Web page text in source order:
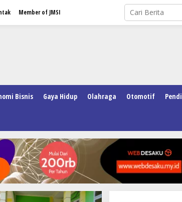
Member of JMSI
Bisnis Gaya Hidup Olahraga Otomotif